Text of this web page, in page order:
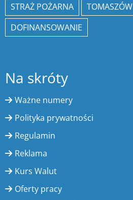
STRAŻ POŻARNA
TOMASZÓW
DOFINANSOWANIE
Na skróty
Ważne numery
Polityka prywatności
Regulamin
Reklama
Kurs Walut
Oferty pracy